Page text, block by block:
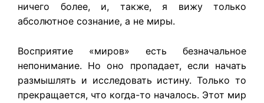
ничего более, и, также, я вижу только
абсолютное сознание, а не миры.
Восприятие «миров» есть безначальное
непонимание. Но оно пропадает, если начать
размышлять и исследовать истину. Только то
прекращается, что когда-то началось. Этот мир